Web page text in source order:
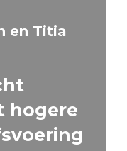
en Titia
hogere